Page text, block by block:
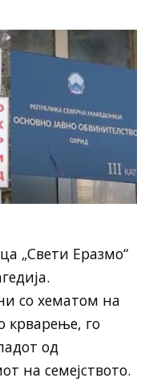
„Свети Еразмо“
со хематом на
крварење, го
од
на семејството.